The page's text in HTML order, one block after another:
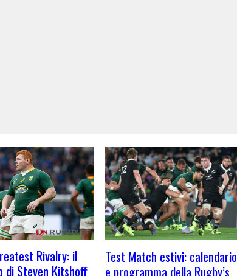
Rivalry: il
di Steven Kitshoff
Test Match estivi: calendario
e programma della Rugby’s